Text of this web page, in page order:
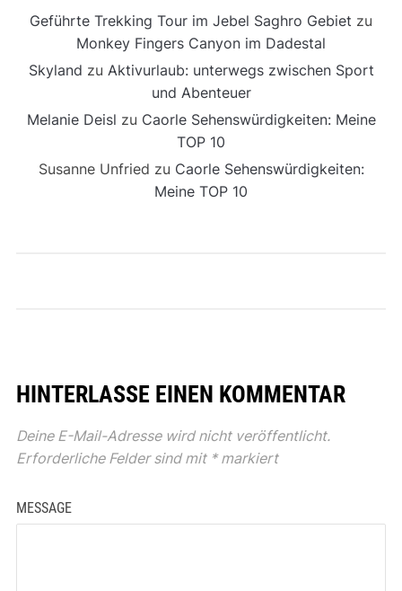
Geführte Trekking Tour im Jebel Saghro Gebiet zu
Monkey Fingers Canyon im Dadestal
Skyland zu Aktivurlaub: unterwegs zwischen Sport
und Abenteuer
Melanie Deisl zu Caorle Sehenswürdigkeiten: Meine
TOP 10
Susanne Unfried zu Caorle Sehenswürdigkeiten:
Meine TOP 10
HINTERLASSE EINEN KOMMENTAR
Deine E-Mail-Adresse wird nicht veröffentlicht.
Erforderliche Felder sind mit *markiert
MESSAGE